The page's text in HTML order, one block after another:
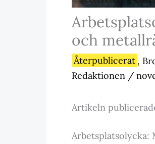
och
Återpublicerat ,
Redaktionen /
Artikeln
Arbetsplatsolycka: